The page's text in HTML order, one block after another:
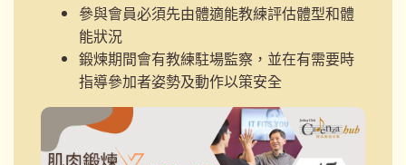
參與會員必須先由體適能教練評估體型和體
能狀況
鍛煉期間會有教練駐場監察，並在有需要時
指導參加者姿勢及動作以策安全